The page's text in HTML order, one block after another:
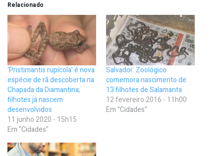
Relacionado
‘Pristimantis rupícola’ é nova
espécie de rã descoberta na
Chapada da Diamantina;
filhotes já nascem
desenvolvidos
11 junho 2020 - 15h15
Em "Cidades"
Salvador: Zoológico
comemora nascimento de
13 filhotes de Salamanta
12 fevereiro 2016 - 11h00
Em "Cidades"